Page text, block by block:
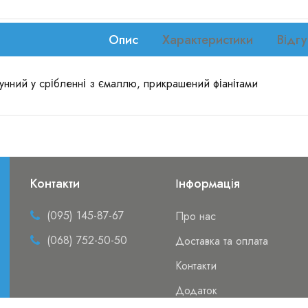
Опис Характеристики
у срібленні з ємаллю, прикрашений фіанітами
Контакти
(095) 145-87-67
(068) 752-50-50
Інформація
Про нас
Доставка та оплата
Контакти
Додаток